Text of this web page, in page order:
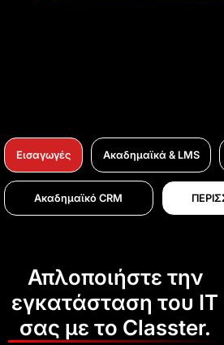
Εισαγωγές Ακαδημαϊκά & LMS
Ακαδημαϊκό CRM
Απλοποιήστε την
εγκατάσταση του IT
σας με το Classter.